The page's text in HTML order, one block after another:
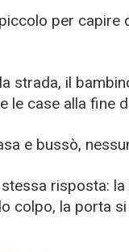
per capire
strada, il
le case alla fine
e bussò,
risposta:
colpo, la porta